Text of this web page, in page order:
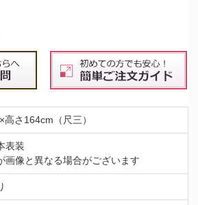
高さ164cm（尺三）
表装
画像と異なる場合がございます